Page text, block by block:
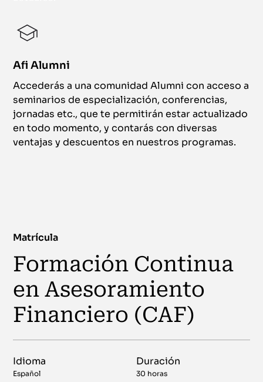
Afi Alumni
Accederás a una comunidad Alumni con acceso a
seminarios de especialización, conferencias,
jornadas etc., que te permitirán estar actualizado
en todo momento, y contarás con diversas
ventajas y descuentos en nuestros programas.
Matrícula
Formación Continua
en Asesoramiento
Financiero (CAF)
Idioma
Español
Duración
30 horas